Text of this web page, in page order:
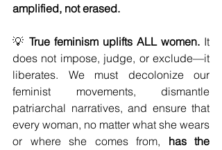
amplified, not erased.
💡 True feminism uplifts ALL women. It
does not impose, judge, or exclude—it
liberates. We must decolonize our
feminist movements, dismantle
patriarchal narratives, and ensure that
every woman, no matter what she wears
or where she comes from, has the